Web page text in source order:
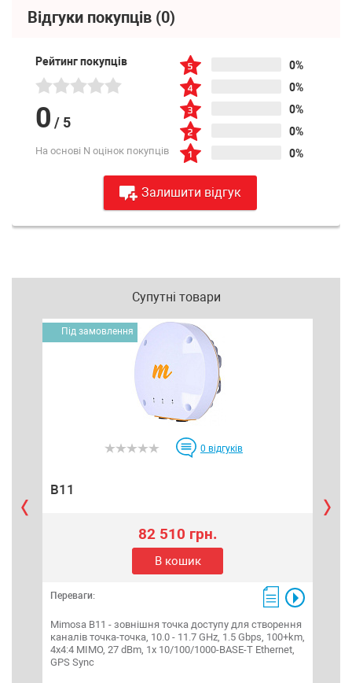
Відгуки покупців (0)
Рейтинг покупців
0 / 5
На основі N оцінок покупців
0%
0%
0%
0%
0%
Залишити відгук
Супутні товари
Під замовлення
0 відгуків
B11
82 510 грн.
В кошик
Переваги:
Mimosa B11 - зовнішня точка доступу для створення
каналів точка-точка, 10.0 - 11.7 GHz, 1.5 Gbps, 100+km,
4x4:4 MIMO, 27 dBm, 1x 10/100/1000-BASE-T Ethernet,
GPS Sync